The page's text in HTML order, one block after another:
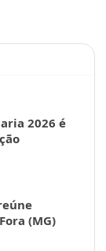
2026 é
(MG)